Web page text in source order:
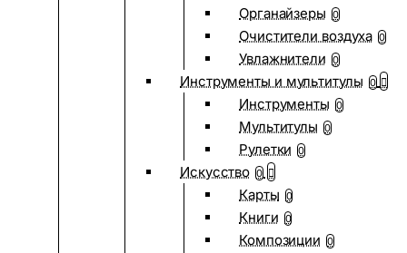
Органайзеры 0
Очистители воздуха 0
Увлажнители 0
Инструменты и мультитулы 0
Инструменты 0
Мультитулы 0
Рулетки 0
Искусство 0
Карты 0
Книги 0
Композиции 0